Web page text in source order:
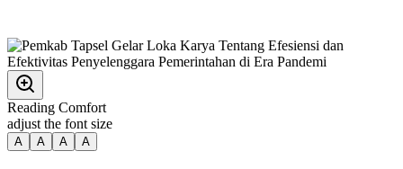
Reading Comfort
adjust the font size
A A A A